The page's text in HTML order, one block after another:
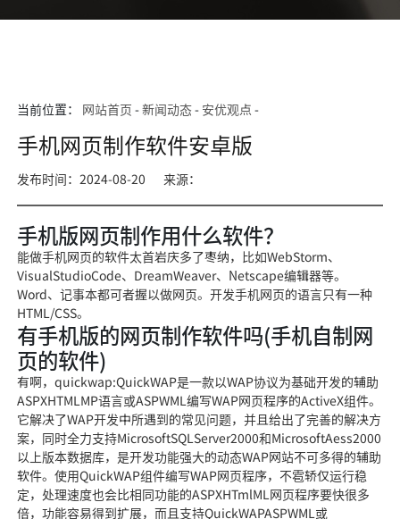
当前位置： 网站首页 -新闻动态- 安优观点 -
手机网页制作软件安卓版
发布时间：2024-08-20 来源：
手机版网页制作用什么软件？
能做手机网页的软件太首岩庆多了枣纳，比如WebStorm、
VisualStudioCode、DreamWeaver、Netscape编辑器等。
Word、记事本都可者握以做网页。开发手机网页的语言只有一种
HTML/CSS。
有手机版的网页制作软件吗(手机自制网
页的软件)
有啊，quickwap:QuickWAP是一款以WAP协议为基础开发的辅助
ASPXHTMLMP语言或ASPWML编写WAP网页程序的ActiveX组件。
它解决了WAP开发中所遇到的常见问题，并且给出了完善的解决方
案，同时全力支持MicrosoftSQLServer2000和MicrosoftAess2000
以上版本数据库，是开发功能强大的动态WAP网站不可多得的辅助
软件。使用QuickWAP组件编写WAP网页程序，不雹轿仅运行稳
定，处理速度也会比相同功能的ASPXHTmlML网页程序要快很多
倍，功能容易得到扩展，而且支持QuickWAPASPWML或